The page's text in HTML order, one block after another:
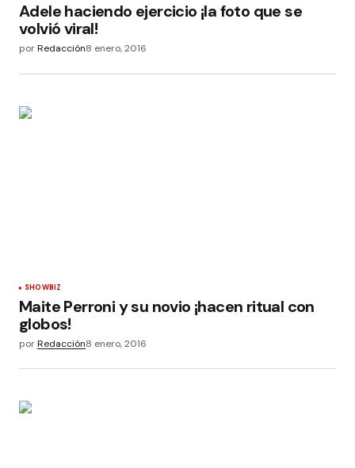
Adele haciendo ejercicio ¡la foto que se
volvió viral!
porRedacción8 enero, 2016
SHOWBIZ
Maite Perroni y su novio ¡hacen ritual con
globos!
porRedacción8 enero, 2016